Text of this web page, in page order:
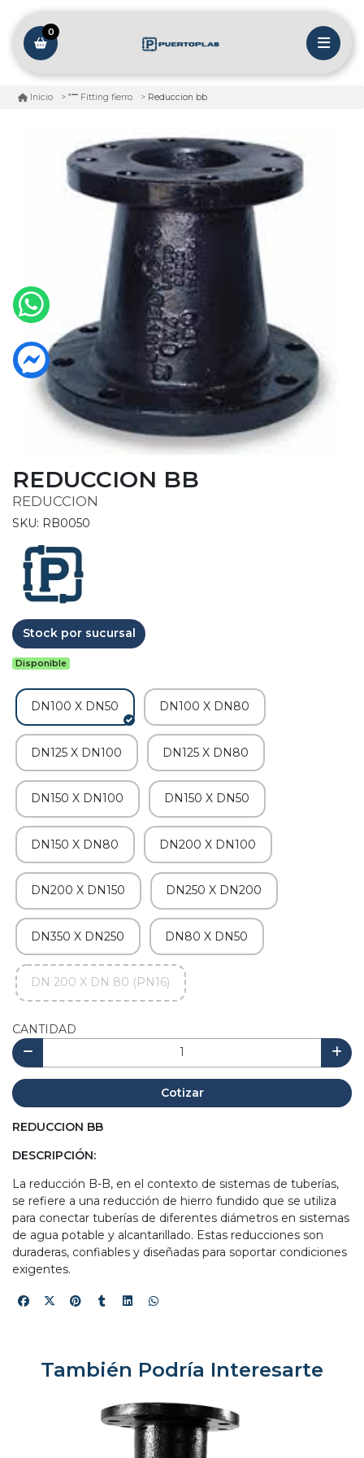
0
Inicio Fitting fierro Reduccion bb
REDUCCION BB
REDUCCION
SKU: RB0050
Stock por sucursal
Disponible
DN100 X DN50 DN100 X DN80
DN125 X DN100 DN125 X DN80
DN150 X DN100 DN150 X DN50
DN150 X DN80 DN200 X DN100
DN200 X DN150 DN250 X DN200
DN350 X DN250 DN80 X DN50
DN 200 X DN 80 (PN16)
CANTIDAD
Cotizar
REDUCCION BB
DESCRIPCIÓN:
La reducción B-B, en el contexto de sistemas de tuberías,
se refiere a una reducción de hierro fundido que se utiliza
para conectar tuberías de diferentes diámetros en sistemas
de agua potable y alcantarillado. Estas reducciones son
duraderas, confiables y diseñadas para soportar condiciones
exigentes.
También Podría Interesarte